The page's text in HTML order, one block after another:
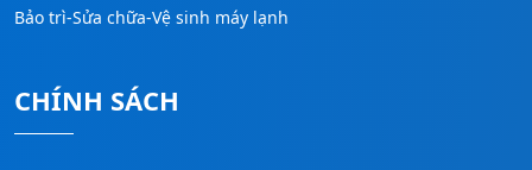
Bảo trì-Sửa chữa-Vệ sinh máy lạnh
CHÍNH SÁCH